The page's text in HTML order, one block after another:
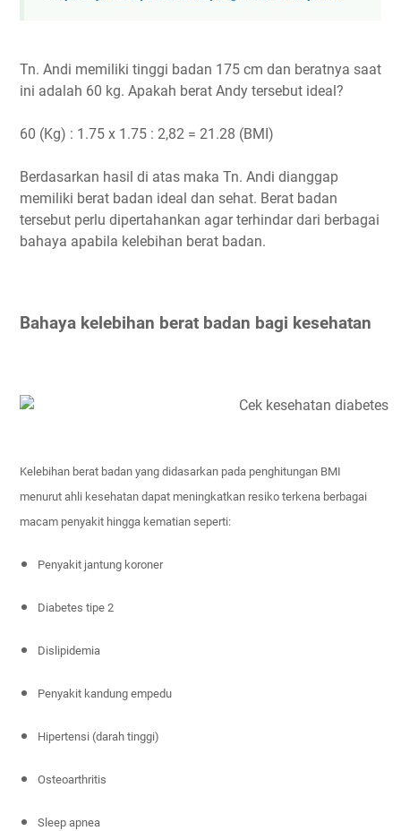
Tn. Andi memiliki tinggi badan 175 cm dan beratnya saat
ini adalah 60 kg. Apakah berat Andy tersebut ideal?
60 (Kg) : 1.75 x 1.75 : 2,82 = 21.28 (BMI)
Berdasarkan hasil di atas maka Tn. Andi dianggap
memiliki berat badan ideal dan sehat. Berat badan
tersebut perlu dipertahankan agar terhindar dari berbagai
bahaya apabila kelebihan berat badan.
Bahaya kelebihan berat badan bagi kesehatan
Kelebihan berat badan yang didasarkan pada penghitungan BMI
menurut ahli kesehatan dapat meningkatkan resiko terkena berbagai
macam penyakit hingga kematian seperti:
Penyakit jantung koroner
Diabetes tipe 2
Dislipidemia
Penyakit kandung empedu
Hipertensi (darah tinggi)
Osteoarthritis
Sleep apnea